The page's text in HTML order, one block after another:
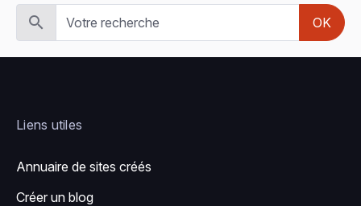
OK
Liens utiles
Annuaire de sites créés
Créer un blog